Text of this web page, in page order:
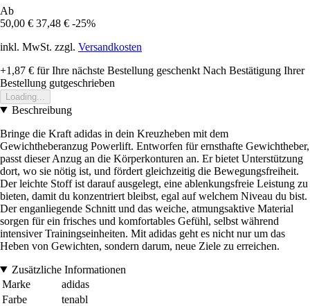
Ab
50,00 € 37,48 € -25%
inkl. MwSt. zzgl. Versandkosten
+1,87 € für Ihre nächste Bestellung geschenkt Nach Bestätigung Ihrer
Bestellung gutgeschrieben
Loading...
Beschreibung
Bringe die Kraft adidas in dein Kreuzheben mit dem
Gewichtheberanzug Powerlift. Entworfen für ernsthafte Gewichtheber,
passt dieser Anzug an die Körperkonturen an. Er bietet Unterstützung
dort, wo sie nötig ist, und fördert gleichzeitig die Bewegungsfreiheit.
Der leichte Stoff ist darauf ausgelegt, eine ablenkungsfreie Leistung zu
bieten, damit du konzentriert bleibst, egal auf welchem Niveau du bist.
Der enganliegende Schnitt und das weiche, atmungsaktive Material
sorgen für ein frisches und komfortables Gefühl, selbst während
intensiver Trainingseinheiten. Mit adidas geht es nicht nur um das
Heben von Gewichten, sondern darum, neue Ziele zu erreichen.
Zusätzliche Informationen
Marke
adidas
Farbe
tenabl